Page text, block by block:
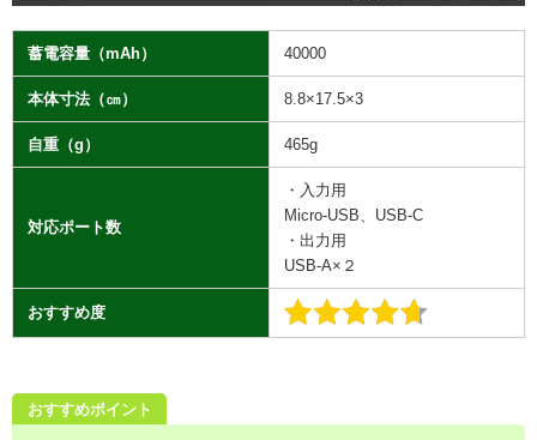
蓄電容量（mAh） 40000
本体寸法（㎝） 8.8×17.5×3
自重（g） 465g
対応ポート数
・
入力用
Micro-USB、USB-C
・ 出力用
USB-A×２
おすすめ度
おすすめポイント